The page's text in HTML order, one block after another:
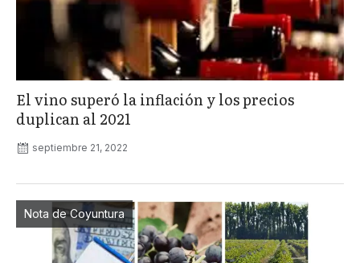
El vino superó la inflación y los precios
duplican al 2021
septiembre 21, 2022
Nota de Coyuntura